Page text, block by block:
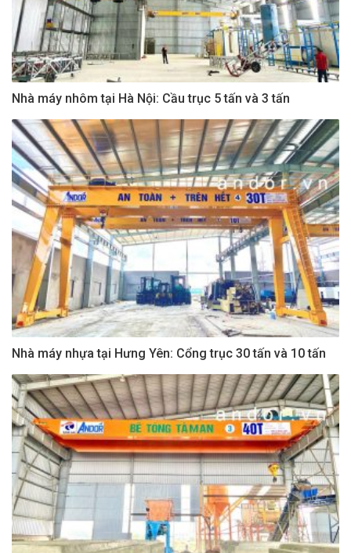
Nhà máy nhôm tại Hà Nội: Cầu trục 5 tấn và 3 tấn
Nhà máy nhựa tại Hưng Yên: Cổng trục 30 tấn và 10 tấn